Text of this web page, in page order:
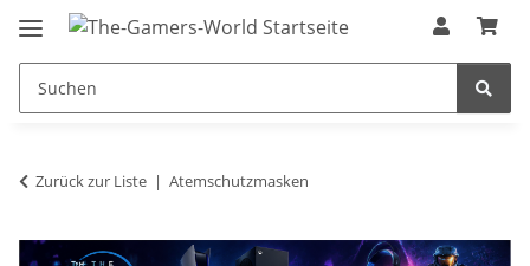
Zurück zur Liste Atemschutzmasken